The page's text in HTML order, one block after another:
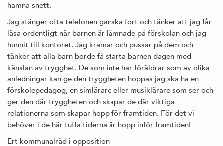
hamna snett.
Jag stänger ofta telefonen ganska fort och tänker att jag får
läsa ordentligt när barnen är lämnade på förskolan och jag
hunnit till kontoret. Jag kramar och pussar på dem och
tänker att alla barn borde få starta barnen dagen med
känslan av trygghet. De som inte har föräldrar som av olika
anledningar kan ge den tryggheten hoppas jag ska ha en
förskolepedagog, en simlärare eller musiklärare som ser och
ger den där tryggheten och skapar de där viktiga
relationerna som skapar hopp för framtiden. För det vi
behöver i de här tuffa tiderna är hopp inför framtiden!
Ert kommunalråd i opposition